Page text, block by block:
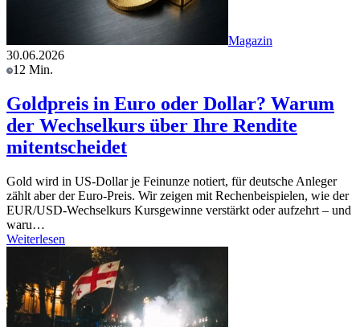
Magazin
30.06.2026
12 Min.
Goldpreis in Euro oder Dollar? Warum
der Wechselkurs über Ihre Rendite
mitentscheidet
Gold wird in US-Dollar je Feinunze notiert, für deutsche Anleger
zählt aber der Euro-Preis. Wir zeigen mit Rechenbeispielen, wie der
EUR/USD-Wechselkurs Kursgewinne verstärkt oder aufzehrt – und
waru…
Weiterlesen